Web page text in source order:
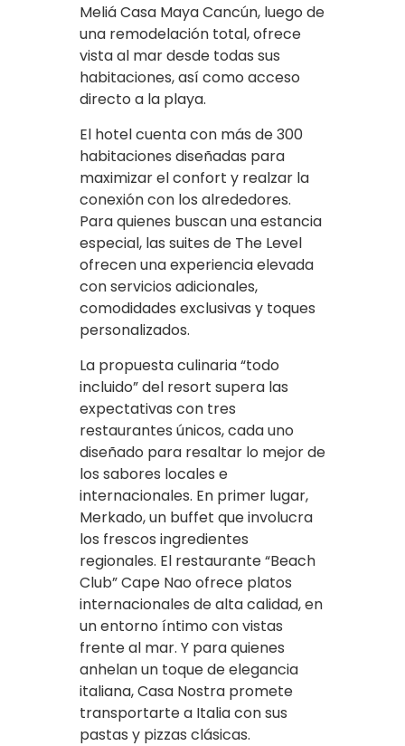
Meliá Casa Maya Cancún, luego de
una remodelación total, ofrece
vista al mar desde todas sus
habitaciones, así como acceso
directo a la playa.
El hotel cuenta con más de 300
habitaciones diseñadas para
maximizar el confort y realzar la
conexión con los alrededores.
Para quienes buscan una estancia
especial, las suites de The Level
ofrecen una experiencia elevada
con servicios adicionales,
comodidades exclusivas y toques
personalizados.
La propuesta culinaria “todo
incluido” del resort supera las
expectativas con tres
restaurantes únicos, cada uno
diseñado para resaltar lo mejor de
los sabores locales e
internacionales. En primer lugar,
Merkado, un buffet que involucra
los frescos ingredientes
regionales. El restaurante “Beach
Club” Cape Nao ofrece platos
internacionales de alta calidad, en
un entorno íntimo con vistas
frente al mar. Y para quienes
anhelan un toque de elegancia
italiana, Casa Nostra promete
transportarte a Italia con sus
pastas y pizzas clásicas.